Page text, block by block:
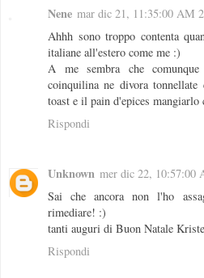
Nene mar dic 21, 11:35:00 AM
Ahhh sono troppo contenta
italiane all'estero come me :)
A me sembra che
coinquilina ne divora
toast e il pain d'epices mangiarlo
Rispondi
Unknown mer dic 22, 10:57:00
Sai che ancora non l'ho
rimediare! :)
tanti auguri di Buon Natale
Rispondi